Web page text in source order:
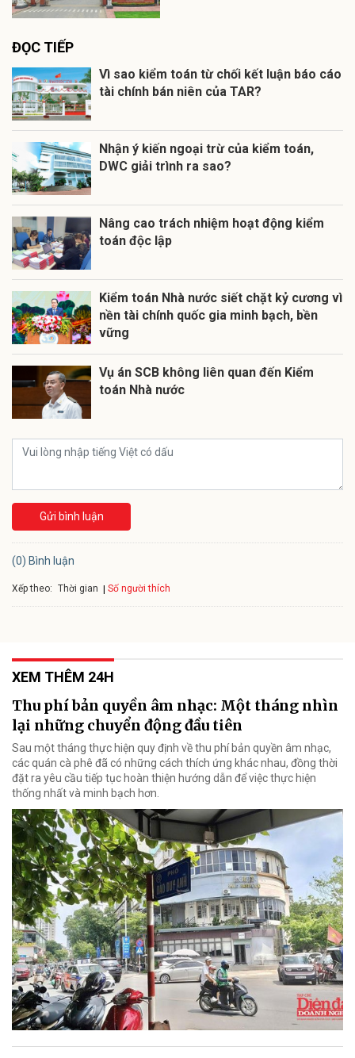
ĐỌC TIẾP
Vì sao kiểm toán từ chối kết luận báo cáo
tài chính bán niên của TAR?
Nhận ý kiến ngoại trừ của kiểm toán,
DWC giải trình ra sao?
Nâng cao trách nhiệm hoạt động kiểm
toán độc lập
Kiểm toán Nhà nước siết chặt kỷ cương vì
nền tài chính quốc gia minh bạch, bền
vững
Vụ án SCB không liên quan đến Kiểm
toán Nhà nước
Gửi bình luận
(0) Bình luận
Xếp theo: Thời gian Số người thích
XEM THÊM 24H
Thu phí bản quyền âm nhạc: Một tháng nhìn
lại những chuyển động đầu tiên
Sau một tháng thực hiện quy định về thu phí bản quyền âm nhạc,
các quán cà phê đã có những cách thích ứng khác nhau, đồng thời
đặt ra yêu cầu tiếp tục hoàn thiện hướng dẫn để việc thực hiện
thống nhất và minh bạch hơn.